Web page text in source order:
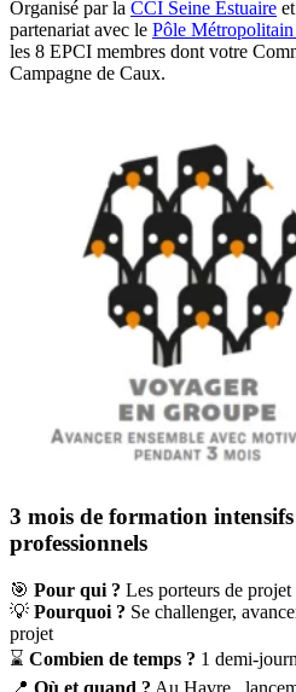
Organisé par la CCI Seine Estuaire et
partenariat avec le Pôle Métropolitain
les 8 EPCI membres dont votre
Campagne de Caux.
3 mois de formation
professionnels
🎯 Pour qui ? Les porteurs de
💡 Pourquoi ? Se challenger,
projet
⌛️ Combien de temps ? 1 demi-
📍 Où et quand ? Au Havre ,